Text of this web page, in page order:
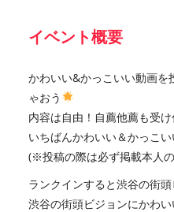
イベント概要
かわいい&かっこいい動画を
ゃおう
内容は自由！自薦他薦も受
いちばんかわいい＆かっこ
(※投稿の際は必ず掲載本人
ランクインすると渋谷の街
渋谷の街頭ビジョンにかわ